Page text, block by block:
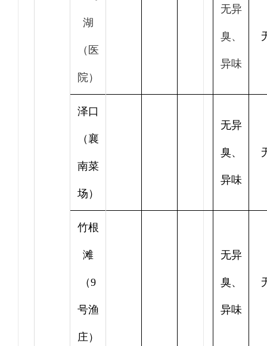
湖
（医
院）
无异
臭、
异味
泽口
（襄
南菜
场）
无异
臭、
异味
竹根
滩
（9
号渔
庄）
无异
臭、
异味